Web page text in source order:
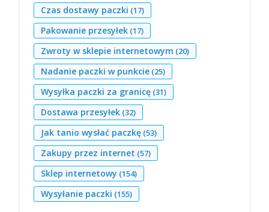
Czas dostawy paczki (17)
Pakowanie przesyłek (17)
Zwroty w sklepie internetowym (20)
Nadanie paczki w punkcie (25)
Wysyłka paczki za granicę (31)
Dostawa przesyłek (32)
Jak tanio wysłać paczkę (53)
Zakupy przez internet (57)
Sklep internetowy (154)
Wysyłanie paczki (155)